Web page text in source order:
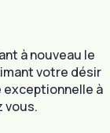
à nouveau le
votre désir
exceptionnelle à
vous.